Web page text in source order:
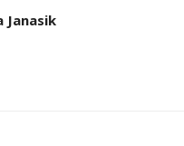
Janasik